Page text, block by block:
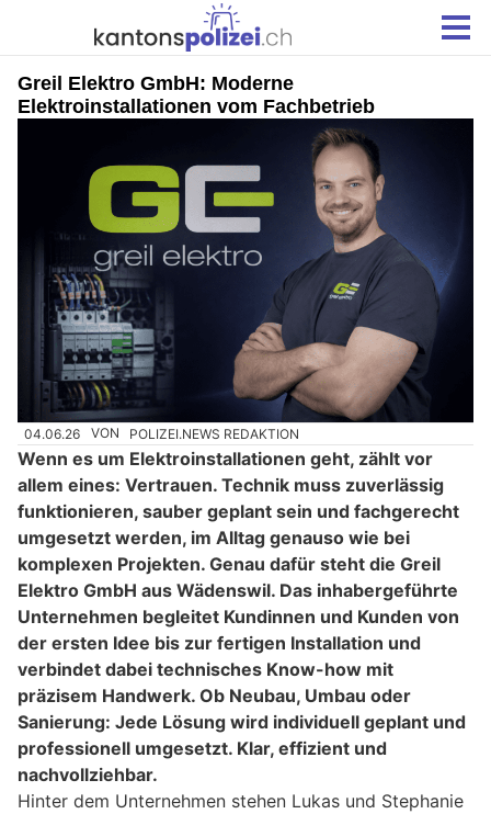
Greil Elektro GmbH: Moderne
Elektroinstallationen vom Fachbetrieb
04.06.26 VON POLIZEI.NEWS REDAKTION
Wenn es um Elektroinstallationen geht, zählt vor
allem eines: Vertrauen. Technik muss zuverlässig
funktionieren, sauber geplant sein und fachgerecht
umgesetzt werden, im Alltag genauso wie bei
komplexen Projekten. Genau dafür steht die Greil
Elektro GmbH aus Wädenswil. Das inhabergeführte
Unternehmen begleitet Kundinnen und Kunden von
der ersten Idee bis zur fertigen Installation und
verbindet dabei technisches Know-how mit
präzisem Handwerk. Ob Neubau, Umbau oder
Sanierung: Jede Lösung wird individuell geplant und
professionell umgesetzt. Klar, effizient und
nachvollziehbar.
Hinter dem Unternehmen stehen Lukas und Stephanie